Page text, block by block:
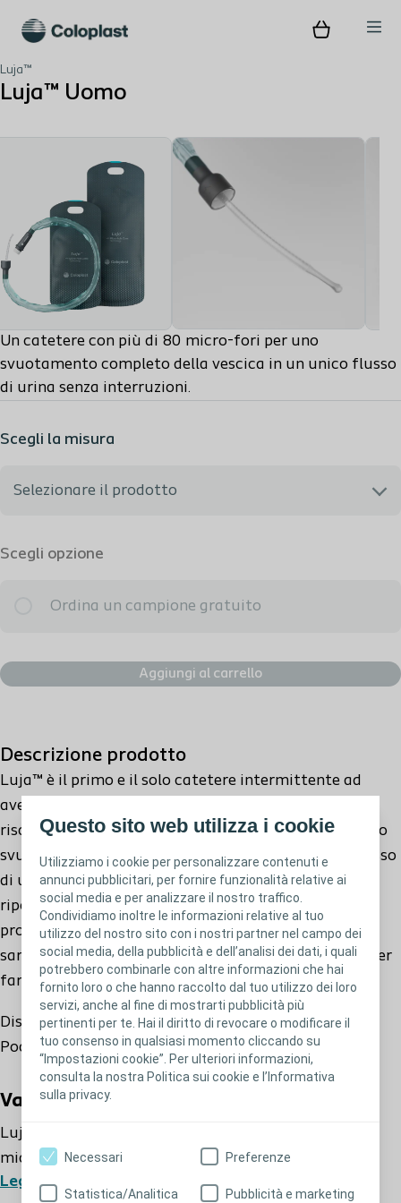
Questo sito web utilizza i cookie
Utilizziamo i cookie per personalizzare contenuti e
annunci pubblicitari, per fornire funzionalità relative ai
social media e per analizzare il nostro traffico.
Condividiamo inoltre le informazioni relative al tuo
utilizzo del nostro sito con i nostri partner nel campo dei
social media, della pubblicità e dell’analisi dei dati, i quali
potrebbero combinarle con altre informazioni che hai
fornito loro o che hanno raccolto dal tuo utilizzo dei loro
servizi, anche al fine di mostrarti pubblicità più
pertinenti per te. Hai il diritto di revocare o modificare il
tuo consenso in qualsiasi momento cliccando su
“Impostazioni cookie”. Per ulteriori informazioni,
consulta la nostra Politica sui cookie e l’Informativa
sulla privacy.
Necessari Preferenze
Statistica/Analitica Pubblicità e marketing
Luja™
Luja™ Uomo
Un catetere con più di 80 micro-fori per uno
svuotamento completo della vescica in un unico flusso
di urina senza interruzioni.
Scegli la misura
Selezionare il prodotto
Non so quale scegliere, vorrei essere consigliato
20031 - Luja Uomo Ch10
20036 - Luja Uomo Ch16
20038 - Luja Uomo Ch18
20058 - Luja Uomo Pocket Ch08
20061 - Luja Uomo Pocket Ch10
20062 - Luja Uomo Pocket Ch12
20064 - Luja Uomo Pocket Ch14
Scegli opzione
Ordina un campione gratuito
Aggiungi al carrello
Descrizione prodotto
Luja™ è il primo e il solo catetere intermittente ad
avere oltre 80 micro-fori, progettati per ridurre il
rischio di infezioni delle vie urinarie, permettendo uno
svuotamento completo della vescica in un unico flusso
di urina senza interruzioni. Non c’è bisogno di
riposizionare il catetere durante la rimozione: la
procedura di svuotamento diventa più semplice, non
sarà più necessario estrarre lentamente il catetere per
far defluire tutta l’urina.
Disponibile in due formati compatti: Standard e
Pocket.
Vantaggi principali
Luja è il primo e il solo catetere ad avere oltre 80
micro-fori. Scopri le caratteristiche:
Leggi di più